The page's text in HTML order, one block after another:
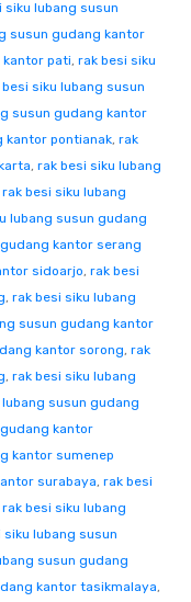
siku lubang susun
susun gudang kantor
kantor pati, rak besi siku
siku lubang susun
susun gudang kantor
kantor pontianak, rak
, rak besi siku lubang
rak besi siku lubang
lubang susun gudang
kantor serang
sidoarjo, rak besi
, rak besi siku lubang
susun gudang kantor
kantor sorong, rak
, rak besi siku lubang
susun gudang
kantor
kantor sumenep
surabaya, rak besi
rak besi siku lubang
siku lubang susun
susun gudang
kantor tasikmalaya,